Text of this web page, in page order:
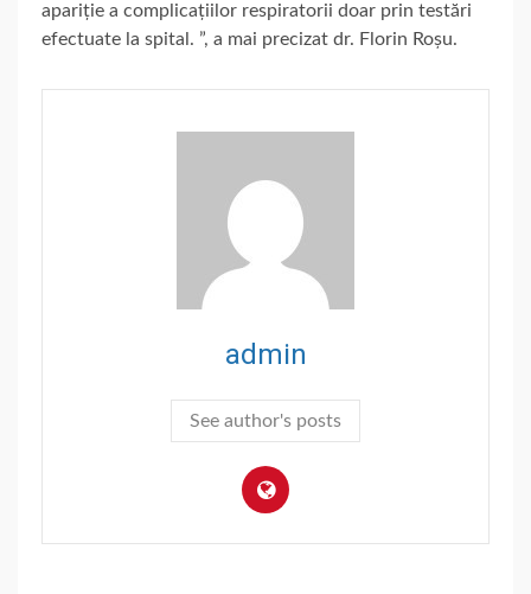
apariție a complicațiilor respiratorii doar prin testări
efectuate la spital. ”, a mai precizat dr. Florin Roșu.
admin
See author's posts